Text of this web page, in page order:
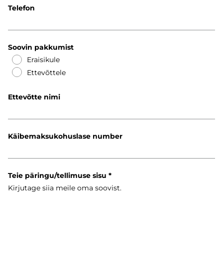
Telefon
Soovin pakkumist
Eraisikule
Ettevõttele
Ettevõtte nimi
Käibemaksukohuslase number
Teie päringu/tellimuse sisu